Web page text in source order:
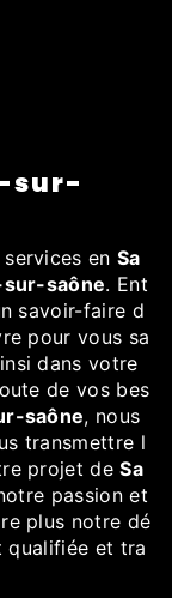
services enSa
saône. Ent
savoir-faire d
pour vous sa
dans votre
de vos bes
saône, nous
transmettre l
projet deSa
passion et
plus notre dé
qualifiée et tra